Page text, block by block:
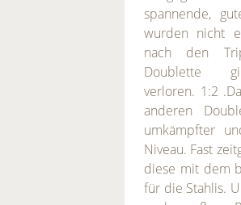
spannende,
wurden nicht
nach den
Doublette
verloren. 1:2
anderen
umkämpfter
Niveau. Fast
diese mit dem
für die Stahlis.